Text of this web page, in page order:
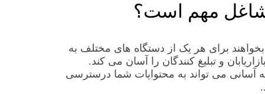
مهم است؟
برای هر یک از دستگاه های مختلف به
و تبلیغ کنندگان را آسان می کند.
آسانی می تواند به محتوایات شما درسترسی